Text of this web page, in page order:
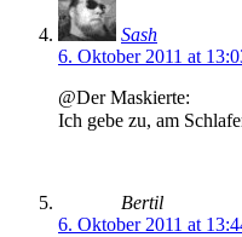
Sash
6. Oktober 2011 at
@Der Maskierte:
Ich gebe zu, am
Bertil
6. Oktober 2011 at